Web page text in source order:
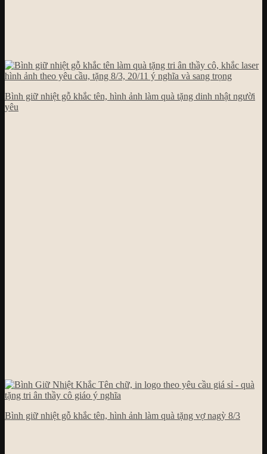
Bình giữ nhiệt gỗ khắc tên, hình ảnh làm quà tặng dinh nhật người
yêu
Bình giữ nhiệt gỗ khắc tên, hình ảnh làm quà tặng vợ nagỳ 8/3